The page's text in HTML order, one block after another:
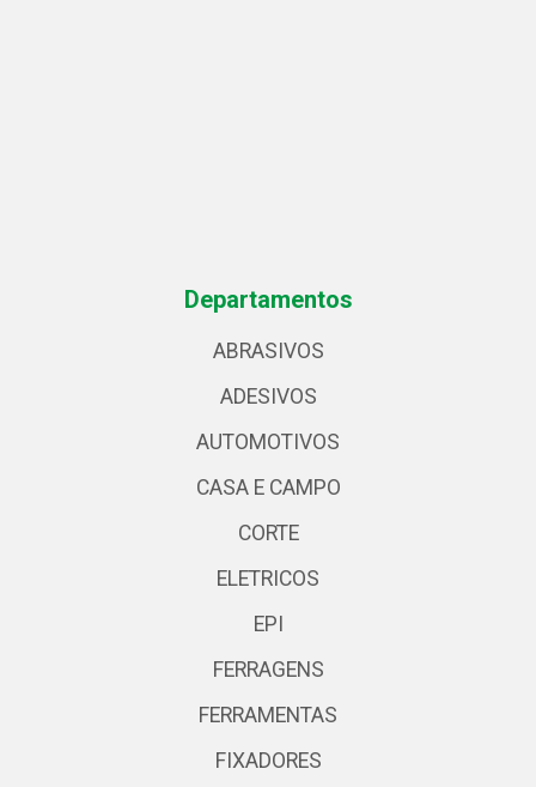
Departamentos
ABRASIVOS
ADESIVOS
AUTOMOTIVOS
CASA E CAMPO
CORTE
ELETRICOS
EPI
FERRAGENS
FERRAMENTAS
FIXADORES